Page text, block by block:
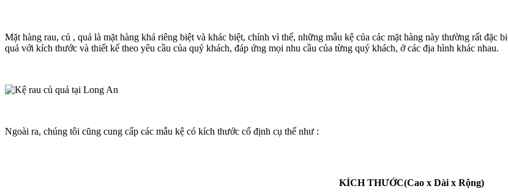
Mặt hàng rau, củ , quả là mặt hàng khá riêng biệt và khác biệt, chính vì thế, những mẫu kệ của các mặt hàng này thường rất
quả với kích thước và thiết kế theo yêu cầu của quý khách, đáp ứng mọi nhu cầu của từng quý khách, ở các địa hình khác nhau.
Ngoài ra, chúng tôi cũng cung cấp các mẫu kệ có kích thước cố định cụ thể như :
KÍCH THƯỚC(Cao x Dài x Rộng)